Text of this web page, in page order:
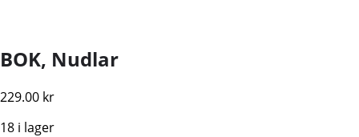
BOK, Nudlar
229.00 kr
18 i lager